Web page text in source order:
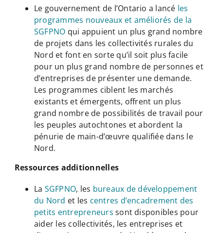
Le gouvernement de l’Ontario a lancé les
programmes nouveaux et améliorés de la
SGFPNO qui appuient un plus grand nombre
de projets dans les collectivités rurales du
Nord et font en sorte qu’il soit plus facile
pour un plus grand nombre de personnes et
d’entreprises de présenter une demande.
Les programmes ciblent les marchés
existants et émergents, offrent un plus
grand nombre de possibilités de travail pour
les peuples autochtones et abordent la
pénurie de main-d’œuvre qualifiée dans le
Nord.
Ressources additionnelles
La SGFPNO, les bureaux de développement
du Nord et les centres d’encadrement des
petits entrepreneurs sont disponibles pour
aider les collectivités, les entreprises et